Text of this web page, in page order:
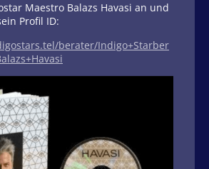
Maestro Balazs Havasi an und
Profil ID:
berater/Indigo+Starber